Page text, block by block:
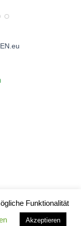
Funktionalität
Akzeptieren